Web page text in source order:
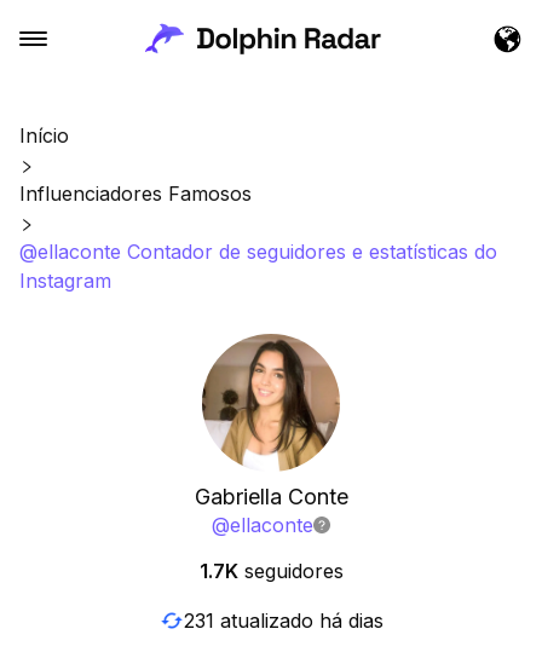
Início
Influenciadores Famosos
@ellaconte Contador de seguidores e estatísticas do
Instagram
Gabriella Conte
@ellaconte
1.7K seguidores
231 atualizado há dias